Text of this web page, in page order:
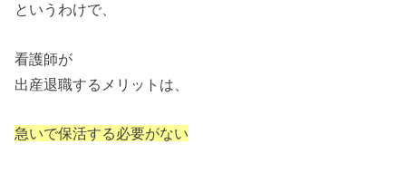
というわけで、
看護師が
出産退職するメリットは、
急いで保活する必要がない